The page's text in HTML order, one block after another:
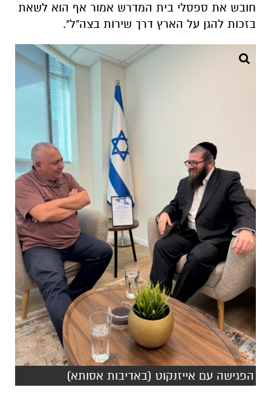
חובש את ספסלי בית המדרש אמור אף הוא לשאת
בזכות להגן על הארץ דרך שירות בצה"ל".
הפגישה עם אייזנקוט (באדיבות אסותא)